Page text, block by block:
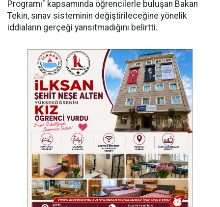
Programı" kapsamında öğrencilerle buluşan Bakan
Tekin, sınav sisteminin değiştirileceğine yönelik
iddiaların gerçeği yansıtmadığını belirtti.